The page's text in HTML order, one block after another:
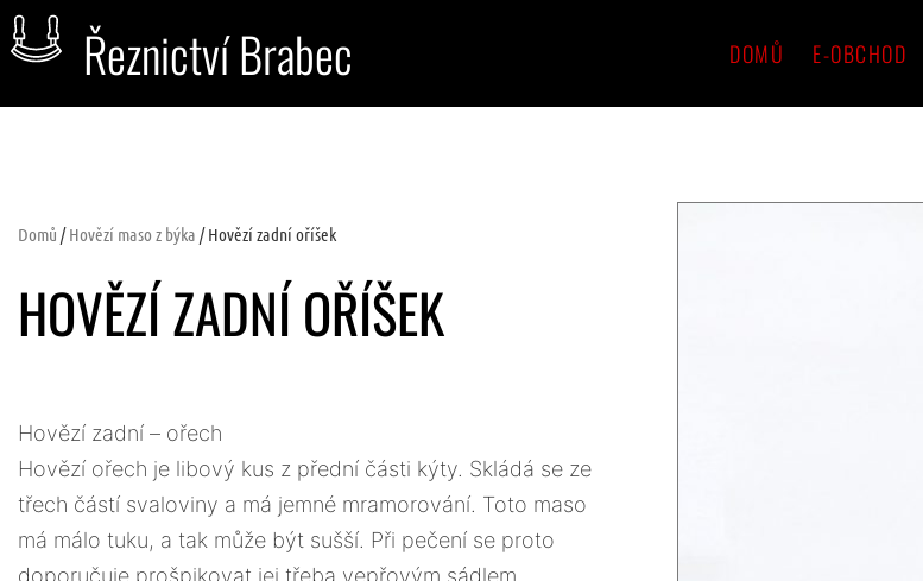
Řeznictví Brabec DOMŮ E-OBCHOD
Domů /Hovězí maso z býka / Hovězí zadní oříšek
HOVĚZÍ ZADNÍ OŘÍŠEK
Hovězí zadní – ořech
Hovězí ořech je libový kus z přední části kýty. Skládá se ze
třech částí svaloviny a má jemné mramorování. Toto maso
má málo tuku, a tak může být sušší. Při pečení se proto
doporučuje prošpikovat jej třeba vepřovým sádlem.